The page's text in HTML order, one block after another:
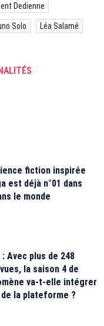
Dedienne
Solo Léa Salamé
fiction inspirée
est déjà n°01 dans
le monde
Avec plus de 248
la saison 4 de
va-t-elle intégrer
la plateforme ?